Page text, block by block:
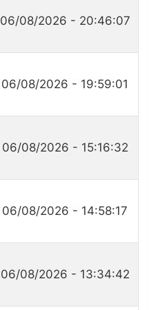
06/08/2026 - 20:46:07
06/08/2026 - 19:59:01
06/08/2026 - 15:16:32
06/08/2026 - 14:58:17
06/08/2026 - 13:34:42